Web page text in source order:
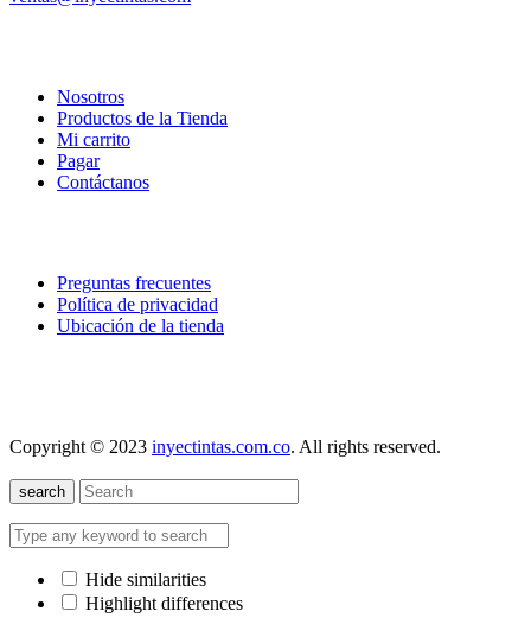
Nosotros
Productos de la Tienda
Mi carrito
Pagar
Contáctanos
Preguntas frecuentes
Política de privacidad
Ubicación de la tienda
Copyright © 2023 inyectintas.com.co. All rights reserved.
search
Hide similarities
Highlight differences